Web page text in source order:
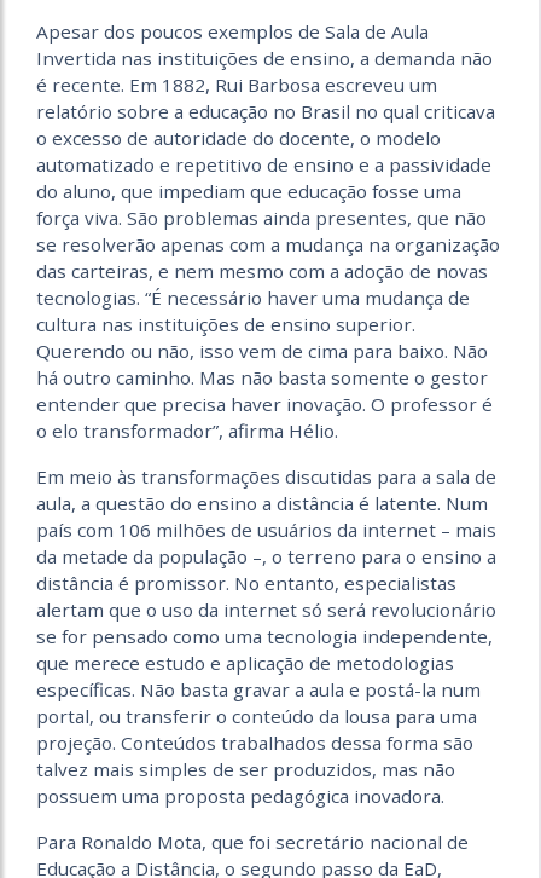
Apesar dos poucos exemplos de Sala de Aula
Invertida nas instituições de ensino, a demanda não
é recente. Em 1882, Rui Barbosa escreveu um
relatório sobre a educação no Brasil no qual criticava
o excesso de autoridade do docente, o modelo
automatizado e repetitivo de ensino e a passividade
do aluno, que impediam que educação fosse uma
força viva. São problemas ainda presentes, que não
se resolverão apenas com a mudança na organização
das carteiras, e nem mesmo com a adoção de novas
tecnologias. “É necessário haver uma mudança de
cultura nas instituições de ensino superior.
Querendo ou não, isso vem de cima para baixo. Não
há outro caminho. Mas não basta somente o gestor
entender que precisa haver inovação. O professor é
o elo transformador”, afirma Hélio.
Em meio às transformações discutidas para a sala de
aula, a questão do ensino a distância é latente. Num
país com 106 milhões de usuários da internet – mais
da metade da população –, o terreno para o ensino a
distância é promissor. No entanto, especialistas
alertam que o uso da internet só será revolucionário
se for pensado como uma tecnologia independente,
que merece estudo e aplicação de metodologias
específicas. Não basta gravar a aula e postá-la num
portal, ou transferir o conteúdo da lousa para uma
projeção. Conteúdos trabalhados dessa forma são
talvez mais simples de ser produzidos, mas não
possuem uma proposta pedagógica inovadora.
Para Ronaldo Mota, que foi secretário nacional de
Educação a Distância, o segundo passo da EaD,